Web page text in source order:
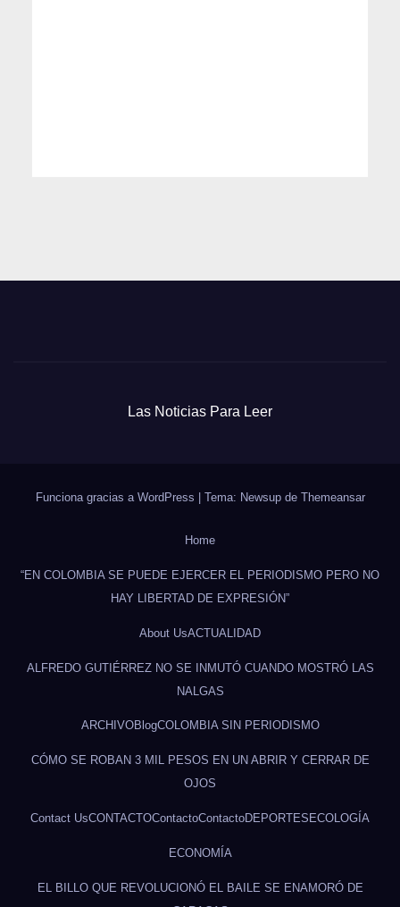
Las Noticias Para Leer
Funciona gracias a WordPress Tema: Newsup de Themeansar
Home
“EN COLOMBIA SE PUEDE EJERCER EL PERIODISMO PERO NO
HAY LIBERTAD DE EXPRESIÓN”
About UsACTUALIDAD
ALFREDO GUTIÉRREZ NO SE INMUTÓ CUANDO MOSTRÓ LAS
NALGAS
ARCHIVOBlogCOLOMBIA SIN PERIODISMO
CÓMO SE ROBAN 3 MIL PESOS EN UN ABRIR Y CERRAR DE
OJOS
Contact UsCONTACTOContactoContactoDEPORTES ECOLOGÍA
ECONOMÍA
EL BILLO QUE REVOLUCIONÓ EL BAILE SE ENAMORÓ DE